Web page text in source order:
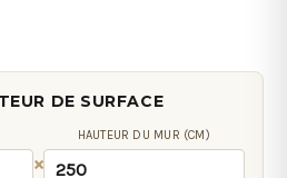
DE SURFACE
×
HAUTEUR DU MUR (CM)